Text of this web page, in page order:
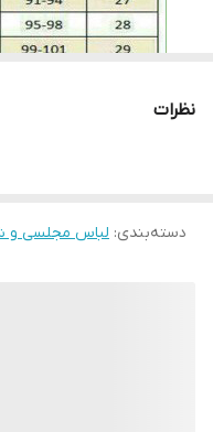
پارچه سفید نازکی روی لباس
به مراتب درجه را بروی
لطفا در ثبت سفارش سایز خود
نظرات
دسته‌بندی: لباس مجلسی